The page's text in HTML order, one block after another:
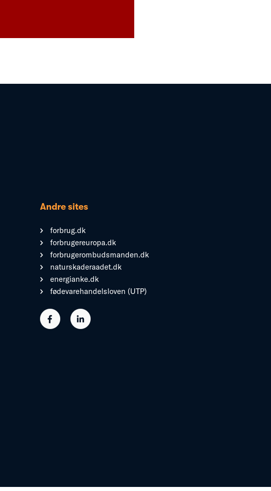
Andre sites
forbrug.dk
forbrugereuropa.dk
forbrugerombudsmanden.dk
naturskaderaadet.dk
energianke.dk
fødevarehandelsloven (UTP)